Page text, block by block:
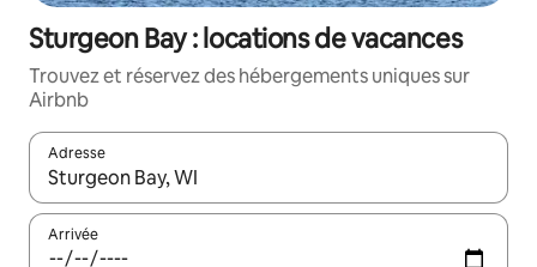
Sturgeon Bay : locations de vacances
Trouvez et réservez des hébergements uniques sur
Airbnb
Adresse
Lorsque les résultats s'affichent, utilisez les flèches vers le
Arrivée